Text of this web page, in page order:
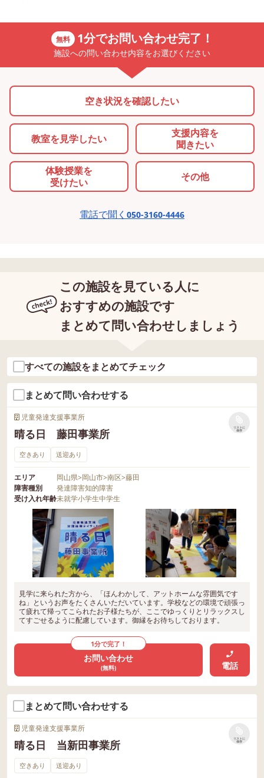
無料 1分でお問い合わせ完了！
施設への問い合わせ内容をお選びください
空き状況を確認したい
教室を見学したい
支援内容を
聞きたい
体験授業を
受けたい
その他
電話で聞く 050-3160-4446
この施設を見ている人に
おすすめの施設です
まとめて問い合わせしましょう
すべての施設をまとめてチェック
まとめて問い合わせする
児童発達支援事業所
晴る日 藤田事業所
リストに
保存
空きあり 送迎あり
エリア 岡山県>岡山市>南区>藤田
障害種別
発達障害知的障害
受け入れ年齢未就学小学生中学生
見学に来られた方から、「ほんわかして、アットホームな雰囲気です
ね」というお声をたくさんいただいています。学校などの環境で頑張っ
て疲れて帰ってこられたお子様たちが、ここでゆっくりとリラックスし
てすごせるように配慮しています。御縁をお待ちしております。
1分で完了！
お問い合わせ
(無料) 電話
まとめて問い合わせする
児童発達支援事業所
晴る日 当新田事業所
リストに
保存
空きあり 送迎あり